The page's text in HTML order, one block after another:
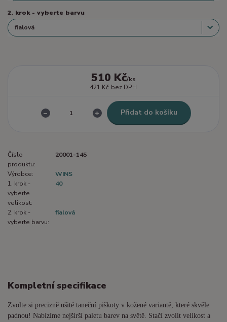
2. krok - vyberte barvu
510 Kč/ks
421 Kč bez DPH
Přidat do košíku
Číslo
produktu:
20001-145
Výrobce:
WINS
1. krok -
vyberte
velikost:
40
2. krok -
vyberte barvu:
fialová
Kompletní specifikace
Zvolte si precizně ušité taneční piškoty v kožené variantě, které skvěle
padnou! Nabízíme nejširší paletu barev na světě. Stačí zvolit velikost a